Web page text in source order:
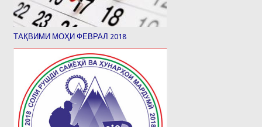
ТАҚВИМИ МОҲИ ФЕВРАЛ 2018